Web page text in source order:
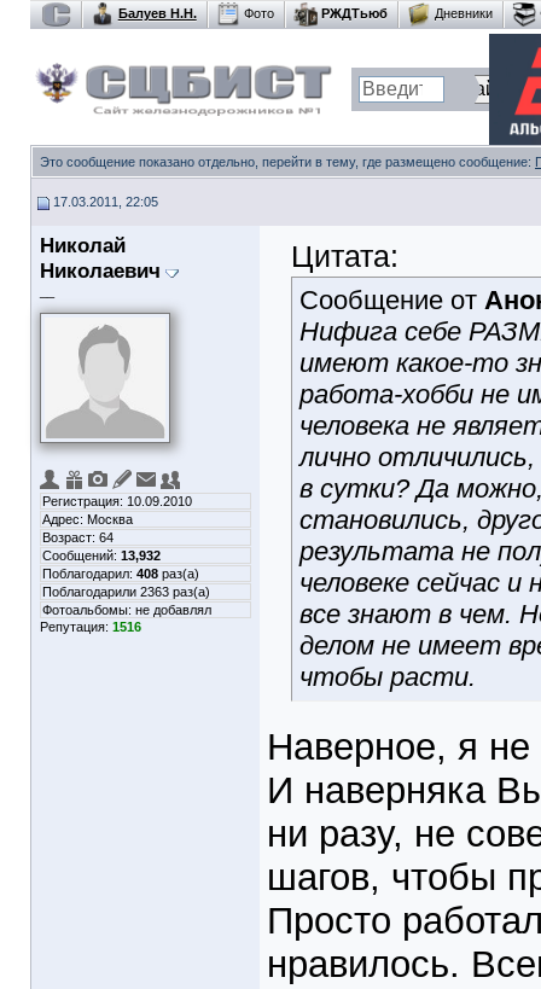
Балуев Н.Н. Фото РЖДТьюб Дневники
Это сообщение показано отдельно, перейти в тему, где размещено сообщение:
17.03.2011, 22:05
Николай
Николаевич
Регистрация: 10.09.2010
Адрес: Москва
Возраст: 64
Сообщений: 13,932
Поблагодарил: 408 раз(а)
Поблагодарили 2363 раз(а)
Фотоальбомы: не добавлял
Репутация: 1516
Цитата:
Сообщение от
Нифига себе
имеют какое-то
работа-хобби не
человека не
лично
в сутки? Да
становились,
результата не
человеке сейчас
все знают в чем.
делом не имеет
чтобы расти.
Наверное, я не
И наверняка
ни разу, не
шагов, чтобы
Просто
нравилось.